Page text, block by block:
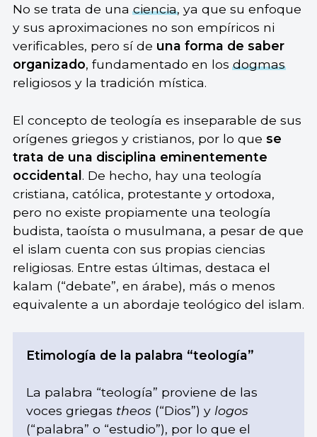
No se trata de unaciencia, ya que su enfoque
y sus aproximaciones no son empíricos ni
verificables, pero sí de una forma de saber
organizado, fundamentado en losdogmas
religiosos y la tradición mística.
El concepto de teología es inseparable de sus
orígenes griegos y cristianos, por lo que se
trata de una disciplina eminentemente
occidental. De hecho, hay una teología
cristiana, católica, protestante y ortodoxa,
pero no existe propiamente una teología
budista, taoísta o musulmana, a pesar de que
el islam cuenta con sus propias ciencias
religiosas. Entre estas últimas, destaca el
kalam (“debate”, en árabe), más o menos
equivalente a un abordaje teológico del islam.
Etimología de la palabra “teología”
La palabra “teología” proviene de las
voces griegas theos (“Dios”) y logos
(“palabra” o “estudio”), por lo que el